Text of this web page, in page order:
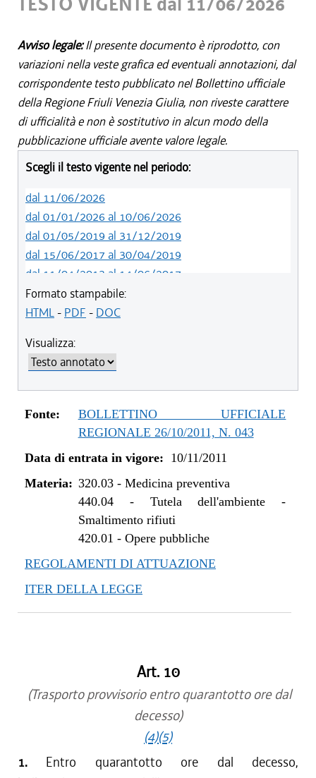
Avviso legale:Il presente documento è riprodotto, con
variazioni nella veste grafica ed eventuali annotazioni, dal
corrispondente testo pubblicato nel Bollettino ufficiale
della Regione Friuli Venezia Giulia, non riveste carattere
di ufficialità e non è sostitutivo in alcun modo della
pubblicazione ufficiale avente valore legale.
Scegli il testo vigente nel periodo:
dal 11/06/2026
dal 01/01/2026 al 10/06/2026
dal 01/05/2019 al 31/12/2019
dal 15/06/2017 al 30/04/2019
dal 11/04/2013 al 14/06/2017
dal 29/12/2012 al 10/04/2013
dal 10/11/2011 al 28/12/2012
Formato stampabile:
HTML- PDF - DOC
Visualizza:
Fonte:
BOLLETTINO UFFICIALE
REGIONALE 26/10/2011, N. 043
Data di entrata in vigore: 10/11/2011
Materia: 320.03- Medicina preventiva
440.04- Tutela dell'ambiente -
Smaltimento rifiuti
420.01 - Opere pubbliche
REGOLAMENTI DI ATTUAZIONE
ITER DELLA LEGGE
Art. 10
(Trasporto provvisorio entro quarantotto ore dal
decesso)
(4)(5)
1. Entro quarantotto ore dal decesso,